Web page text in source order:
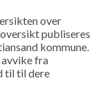
over
publiseres
kommune.
avvike fra
til til dere